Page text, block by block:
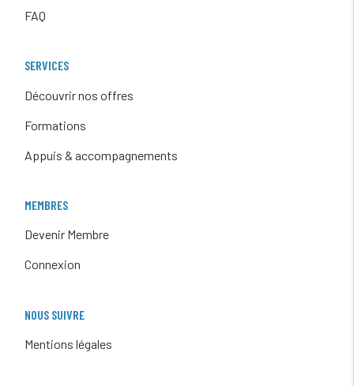
FAQ
SERVICES
Découvrir nos offres
Formations
Appuis & accompagnements
MEMBRES
Devenir Membre
Connexion
NOUS SUIVRE
Mentions légales